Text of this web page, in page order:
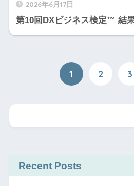
2026年6月17日
第10回DXビジネス検定™ 結
1 2 3
Recent Posts